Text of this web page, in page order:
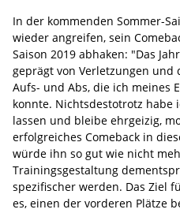
In der kommenden Sommer-
wieder angreifen, sein
Saison 2019 abhaken: "Das
geprägt von Verletzungen
Aufs- und Abs, die ich meines
konnte. Nichtsdestotrotz
lassen und bleibe ehrgeizig,
erfolgreiches Comeback in
würde ihn so gut wie nicht
Trainingsgestaltung
spezifischer werden. Das Ziel
es, einen der vorderen Plätze